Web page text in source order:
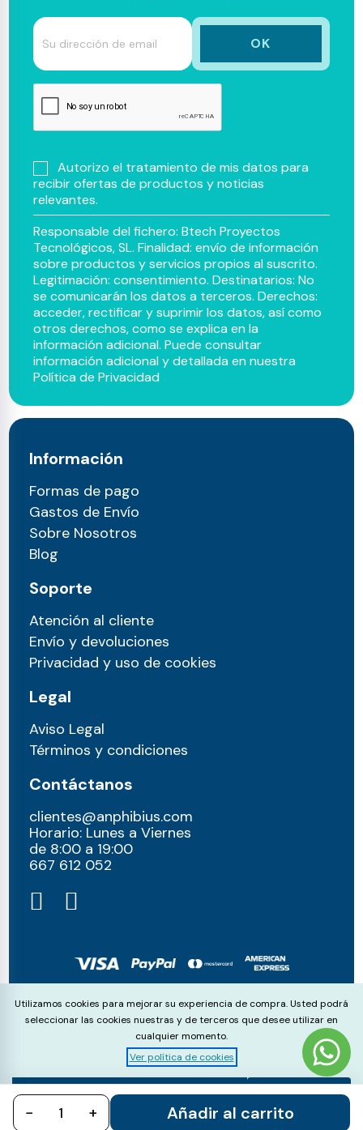
− + Añadir al carrito
Autorizo el tratamiento de mis datos para
recibir ofertas de productos y noticias
relevantes.
Responsable del fichero: Btech Proyectos
Tecnológicos, SL. Finalidad: envío de información
sobre productos y servicios propios al suscrito.
Legitimación: consentimiento. Destinatarios: No
se comunicarán los datos a terceros. Derechos:
acceder, rectificar y suprimir los datos, así como
otros derechos, como se explica en la
información adicional. Puede consultar
información adicional y detallada en nuestra
Política de Privacidad
Información
Formas de pago
Gastos de Envío
Sobre Nosotros
Blog
Soporte
Atención al cliente
Envío y devoluciones
Privacidad y uso de cookies
Legal
Aviso Legal
Términos y condiciones
Contáctanos
clientes@anphibius.com
Horario: Lunes a Viernes
de 8:00 a 19:00
667 612 052​
© anphibius, 2026
Pago 100% seguros con:
Cookie Consent
Utilizamos cookies para mejorar su experiencia de compra. Usted podrá
seleccionar las cookies nuestras y de terceros que desee utilizar en
cualquier momento.
Ver política de cookies
Aceptar
todo
Rechazar
todo
Configurar
cookies